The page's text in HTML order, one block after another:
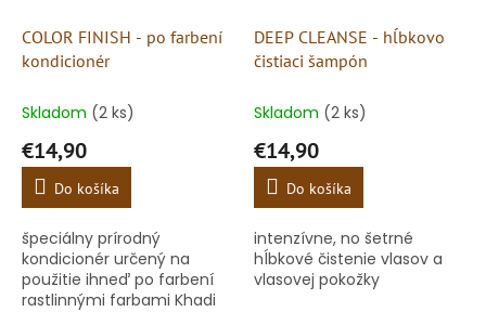
COLOR FINISH - po farbení
kondicionér
Skladom (2 ks)
€14,90
Do košíka
špeciálny prírodný
kondicionér určený na
použitie ihneď po farbení
rastlinnými farbami Khadi
DEEP CLEANSE - hĺbkovo
čistiaci šampón
Skladom (2 ks)
€14,90
Do košíka
intenzívne, no šetrné
hĺbkové čistenie vlasov a
vlasovej pokožky